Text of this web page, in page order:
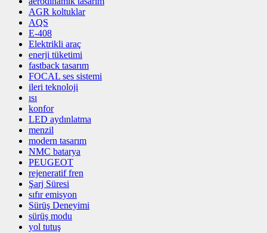
AGR koltuklar
AQS
E-408
Elektrikli araç
enerji tüketimi
fastback tasarım
FOCAL ses sistemi
ileri teknoloji
ısı
konfor
LED aydınlatma
menzil
modern tasarım
NMC batarya
PEUGEOT
rejeneratif fren
Şarj Süresi
sıfır emisyon
Sürüş Deneyimi
sürüş modu
yol tutuş